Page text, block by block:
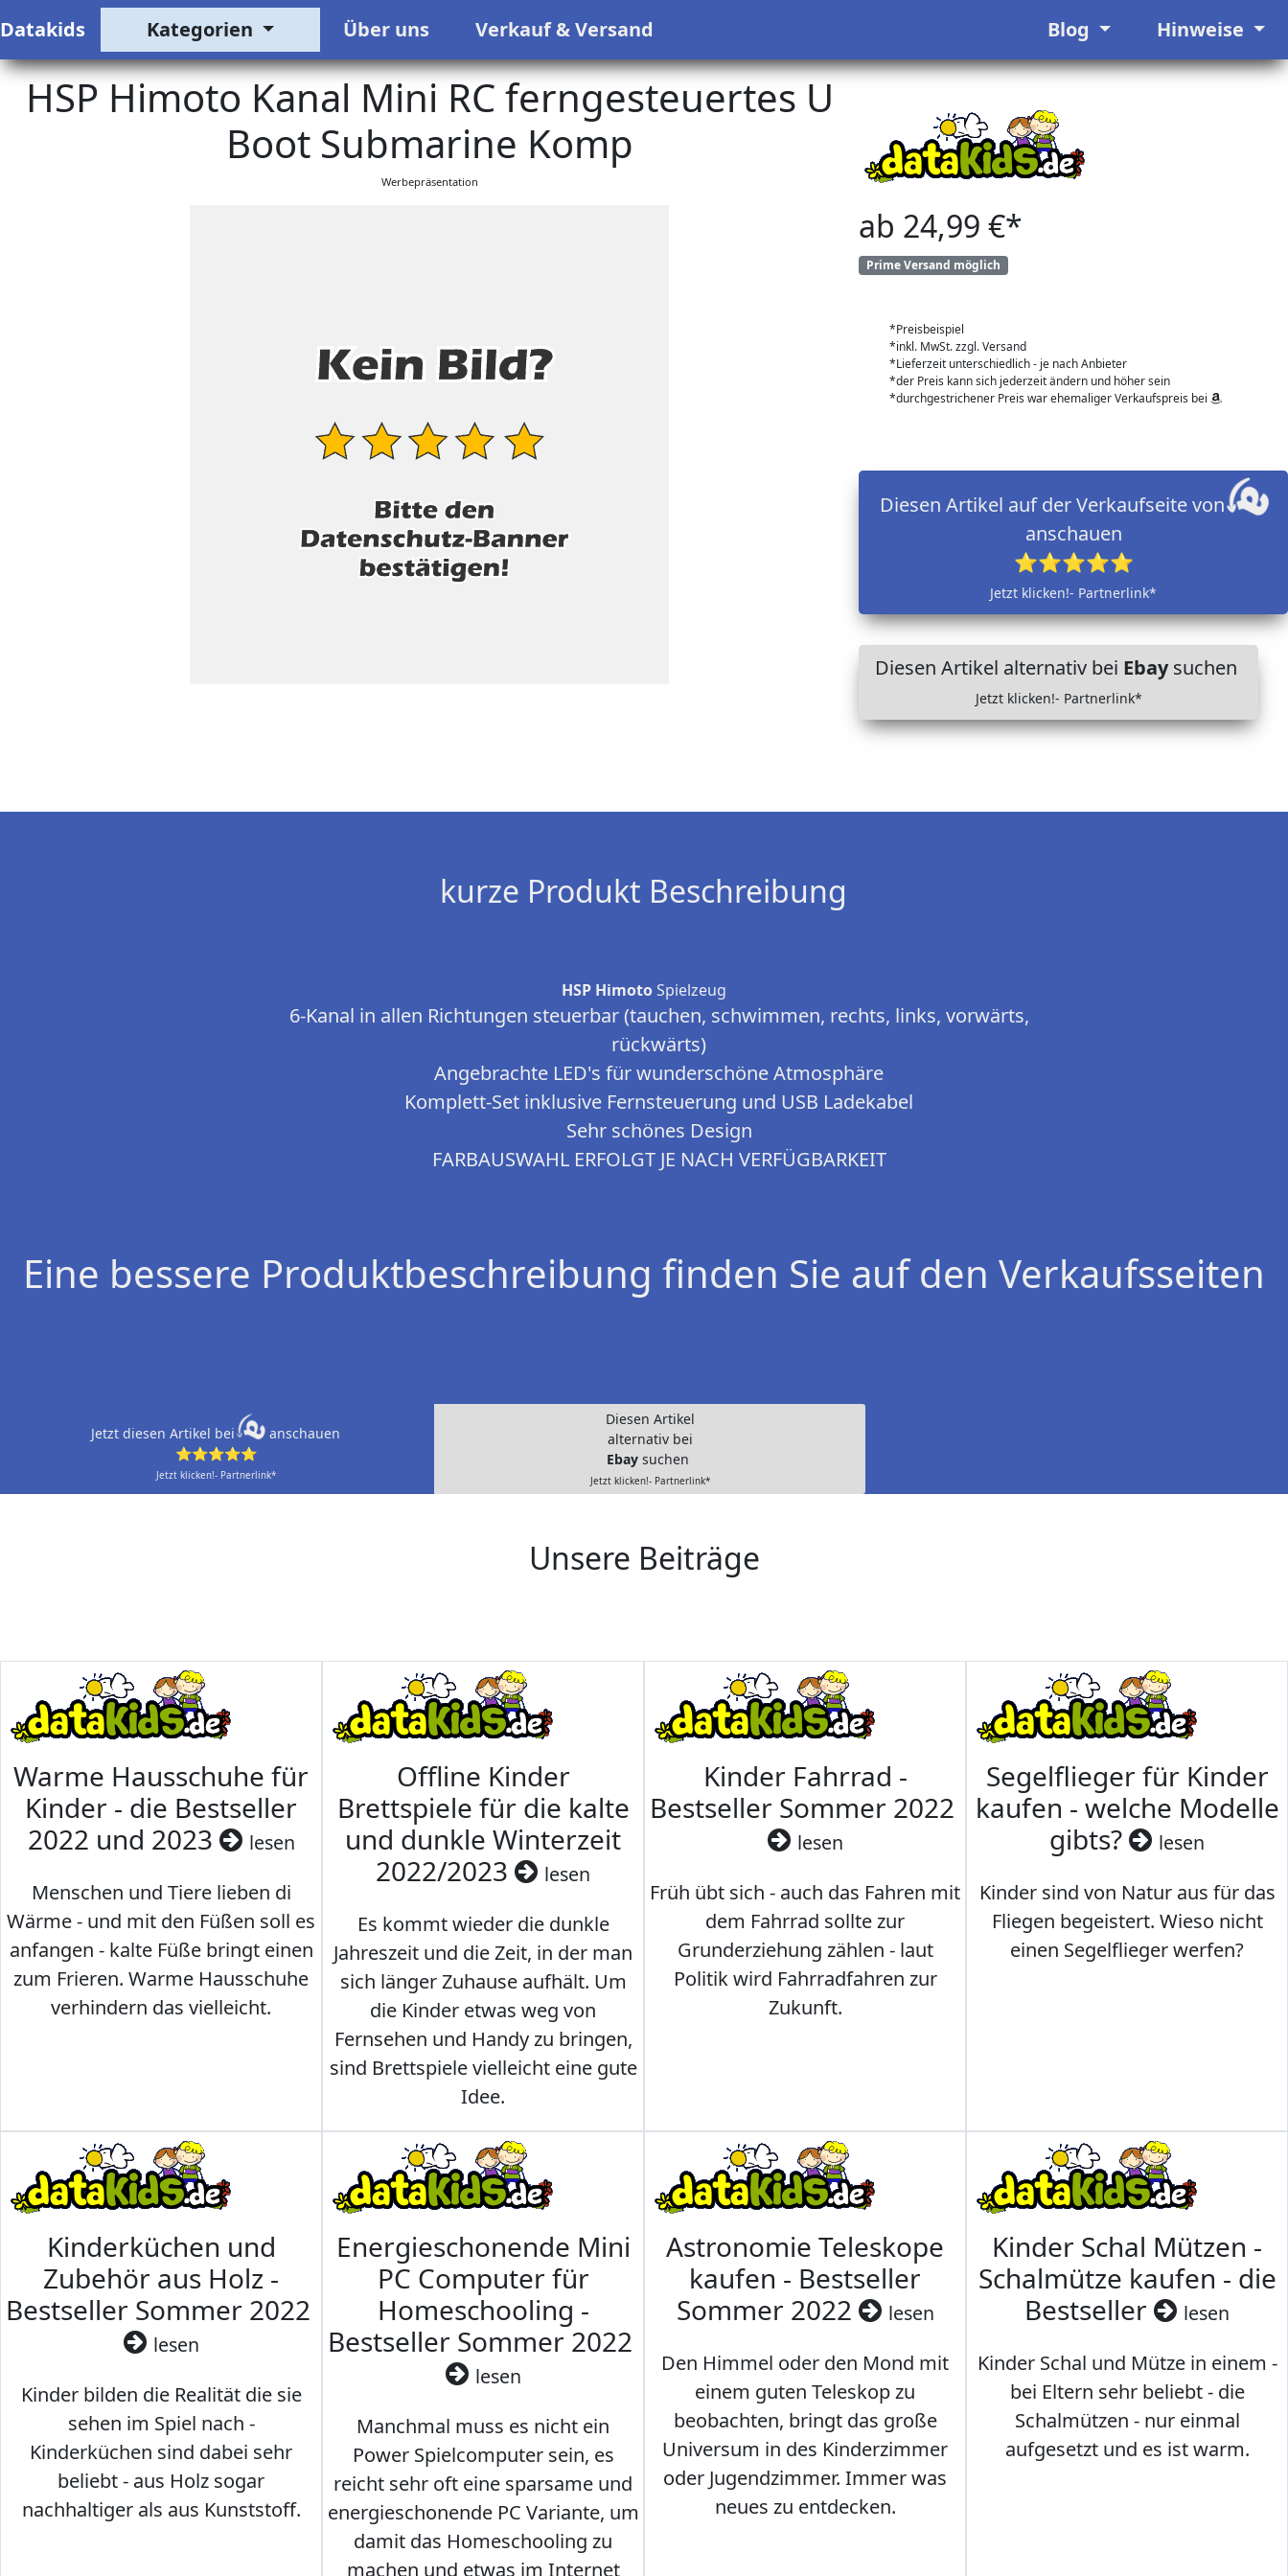
Datakids Kategorien Über uns Verkauf & Versand Blog Hinweise
HSP Himoto Kanal Mini RC ferngesteuertes U
Boot Submarine Komp
Werbepräsentation
ab 24,99 €*
Prime Versand möglich
*Preisbeispiel
*inkl. MwSt. zzgl. Versand
*Lieferzeit unterschiedlich - je nach Anbieter
*der Preis kann sich jederzeit ändern und höher sein
*durchgestrichener Preis war ehemaliger Verkaufspreis bei
Diesen Artikel auf der Verkaufseite von
anschauen
⭐⭐⭐⭐⭐
Jetzt klicken!- Partnerlink*
Diesen Artikel alternativ bei Ebaysuchen
Jetzt klicken!- Partnerlink*
kurze Produkt Beschreibung
HSP HimotoSpielzeug
6-Kanal in allen Richtungen steuerbar (tauchen, schwimmen, rechts, links, vorwärts,
rückwärts)
Angebrachte LED's für wunderschöne Atmosphäre
Komplett-Set inklusive Fernsteuerung und USB Ladekabel
Sehr schönes Design
FARBAUSWAHL ERFOLGT JE NACH VERFÜGBARKEIT
Eine bessere Produktbeschreibung finden Sie auf den Verkaufsseiten
Jetzt diesen Artikel bei
anschauen
⭐⭐⭐⭐⭐
Jetzt klicken!- Partnerlink*
Diesen Artikel
alternativ bei
Ebay suchen
Jetzt klicken!- Partnerlink*
Unsere Beiträge
Warme Hausschuhe für
Kinder - die Bestseller
2022 und 2023
lesen
Menschen und Tiere lieben di
Wärme - und mit den Füßen soll es
anfangen - kalte Füße bringt einen
zum Frieren. Warme Hausschuhe
verhindern das vielleicht.
Offline Kinder
Brettspiele für die kalte
und dunkle Winterzeit
2022/2023
lesen
Es kommt wieder die dunkle
Jahreszeit und die Zeit, in der man
sich länger Zuhause aufhält. Um
die Kinder etwas weg von
Fernsehen und Handy zu bringen,
sind Brettspiele vielleicht eine gute
Idee.
Kinder Fahrrad -
Bestseller Sommer 2022
lesen
Früh übt sich - auch das Fahren mit
dem Fahrrad sollte zur
Grunderziehung zählen - laut
Politik wird Fahrradfahren zur
Zukunft.
Segelflieger für Kinder
kaufen - welche Modelle
gibts?
lesen
Kinder sind von Natur aus für das
Fliegen begeistert. Wieso nicht
einen Segelflieger werfen?
Kinderküchen und
Zubehör aus Holz -
Bestseller Sommer 2022
lesen
Kinder bilden die Realität die sie
sehen im Spiel nach -
Kinderküchen sind dabei sehr
beliebt - aus Holz sogar
nachhaltiger als aus Kunststoff.
Energieschonende Mini
PC Computer für
Homeschooling -
Bestseller Sommer 2022
lesen
Manchmal muss es nicht ein
Power Spielcomputer sein, es
reicht sehr oft eine sparsame und
energieschonende PC Variante, um
damit das Homeschooling zu
machen und etwas im Internet
Astronomie Teleskope
kaufen - Bestseller
Sommer 2022
lesen
Den Himmel oder den Mond mit
einem guten Teleskop zu
beobachten, bringt das große
Universum in des Kinderzimmer
oder Jugendzimmer. Immer was
neues zu entdecken.
Kinder Schal Mützen -
Schalmütze kaufen - die
Bestseller
lesen
Kinder Schal und Mütze in einem -
bei Eltern sehr beliebt - die
Schalmützen - nur einmal
aufgesetzt und es ist warm.